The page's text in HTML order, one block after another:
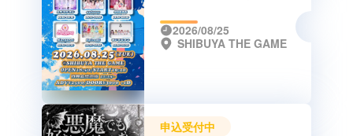
2026/08/25
SHIBUYA THE GAME
申込受付中